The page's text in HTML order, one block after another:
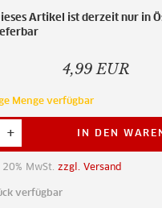
Artikel ist derzeit nur in
4,99 EUR
Menge verfügbar
+ IN DEN
MwSt. zzgl. Versand
verfügbar